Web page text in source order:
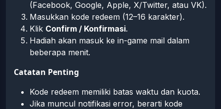
(Facebook, Google, Apple, X/Twitter, atau VK).
Masukkan kode redeem (12–16 karakter).
Klik Confirm / Konfirmasi.
Hadiah akan masuk ke in-game mail dalam
beberapa menit.
Catatan Penting
Kode redeem memiliki batas waktu dan kuota.
Jika muncul notifikasi error, berarti kode